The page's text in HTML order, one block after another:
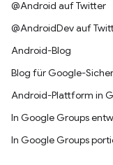
@Android auf Twitter
@AndroidDev auf
Android-Blog
Blog für Google-
Android-Plattform in
In Google Groups
In Google Groups